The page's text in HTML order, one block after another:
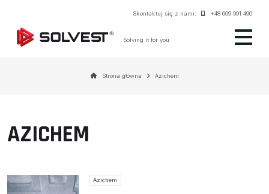
Skontaktuj się z nami: +48 609 991 490
Solving it for you
Strona główna Azichem
AZICHEM
Azichem